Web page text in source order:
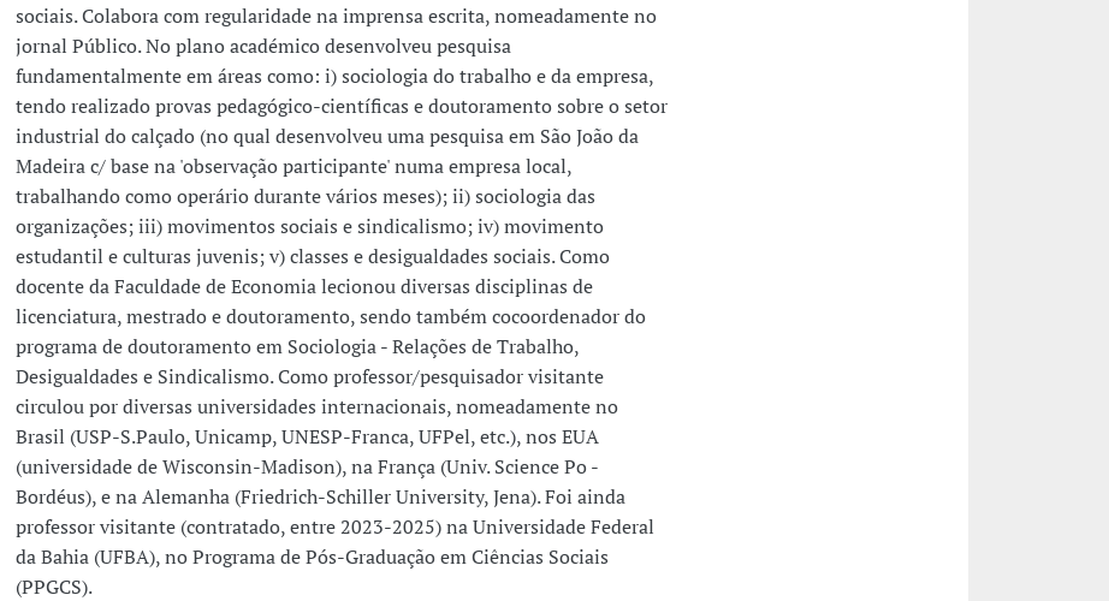
sociais. Colabora com regularidade na imprensa escrita, nomeadamente no
jornal Público. No plano académico desenvolveu pesquisa
fundamentalmente em áreas como: i) sociologia do trabalho e da empresa,
tendo realizado provas pedagógico-científicas e doutoramento sobre o setor
industrial do calçado (no qual desenvolveu uma pesquisa em São João da
Madeira c/ base na 'observação participante' numa empresa local,
trabalhando como operário durante vários meses); ii) sociologia das
organizações; iii) movimentos sociais e sindicalismo; iv) movimento
estudantil e culturas juvenis; v) classes e desigualdades sociais. Como
docente da Faculdade de Economia lecionou diversas disciplinas de
licenciatura, mestrado e doutoramento, sendo também cocoordenador do
programa de doutoramento em Sociologia - Relações de Trabalho,
Desigualdades e Sindicalismo. Como professor/pesquisador visitante
circulou por diversas universidades internacionais, nomeadamente no
Brasil (USP-S.Paulo, Unicamp, UNESP-Franca, UFPel, etc.), nos EUA
(universidade de Wisconsin-Madison), na França (Univ. Science Po -
Bordéus), e na Alemanha (Friedrich-Schiller University, Jena). Foi ainda
professor visitante (contratado, entre 2023-2025) na Universidade Federal
da Bahia (UFBA), no Programa de Pós-Graduação em Ciências Sociais
(PPGCS).